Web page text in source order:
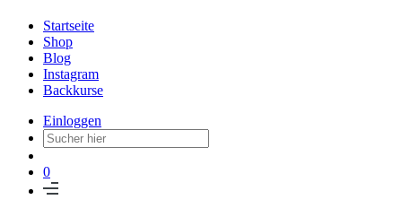
Startseite
Shop
Blog
Instagram
Backkurse
Einloggen
0